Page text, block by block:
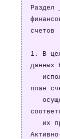
Раздел
счетов
1. В
данных
план